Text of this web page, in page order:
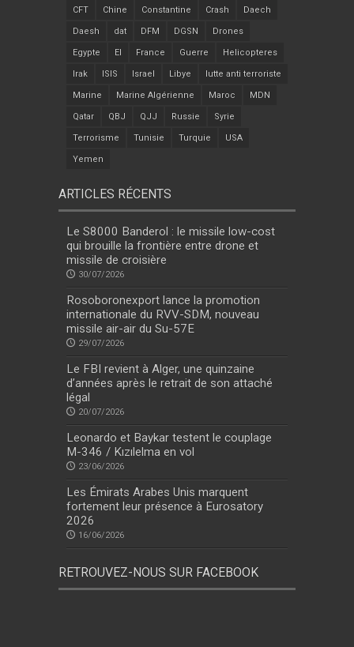
CFT Chine Constantine Crash Daech
Daesh dat DFM DGSN Drones
Egypte EI France Guerre Helicopteres
Irak ISIS Israel Libye lutte anti terroriste
Marine Marine Algérienne Maroc MDN
Qatar QBJ QJJ Russie Syrie
Terrorisme Tunisie Turquie USA
Yemen
ARTICLES RÉCENTS
Le S8000 Banderol : le missile low-cost
qui brouille la frontière entre drone et
missile de croisière
30/07/2026
Rosoboronexport lance la promotion
internationale du RVV-SDM, nouveau
missile air-air du Su-57E
29/07/2026
Le FBI revient à Alger, une quinzaine
d’années après le retrait de son attaché
légal
20/07/2026
Leonardo et Baykar testent le couplage
M-346 / Kızılelma en vol
23/06/2026
Les Émirats Arabes Unis marquent
fortement leur présence à Eurosatory
2026
16/06/2026
RETROUVEZ-NOUS SUR FACEBOOK